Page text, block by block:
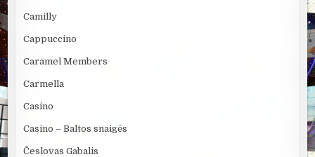
Camilly
Cappuccino
Caramel Members
Carmella
Casino
Casino – Baltos snaigės
Česlovas Gabalis